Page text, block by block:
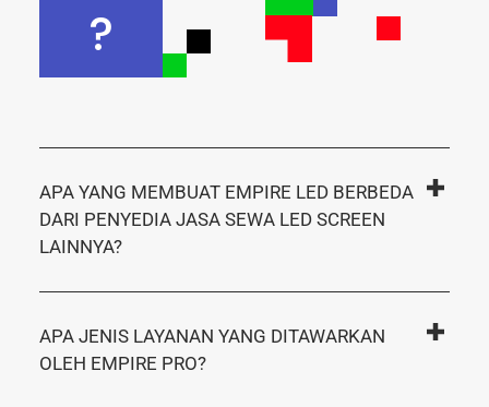
?
APA YANG MEMBUAT EMPIRE LED BERBEDA
DARI PENYEDIA JASA SEWA LED SCREEN
LAINNYA?
APA JENIS LAYANAN YANG DITAWARKAN
OLEH EMPIRE PRO?